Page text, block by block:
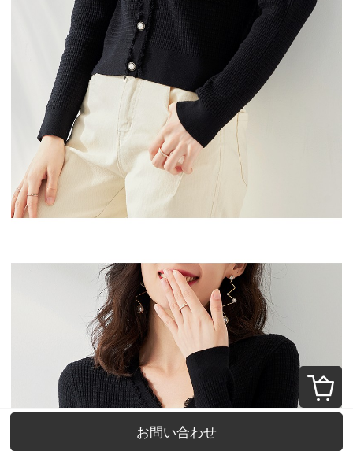
お問い合わせ